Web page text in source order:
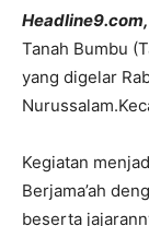
Headline9.com,
Tanah Bumbu
yang digelar
Kegiatan
Berjama’ah
beserta